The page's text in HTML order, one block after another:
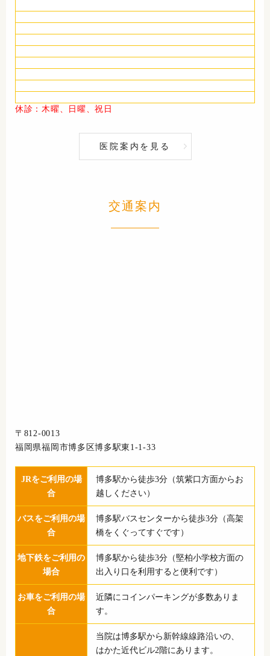
休診：木曜、日曜、祝日
医院案内を見る
交通案内
〒812-0013
福岡県福岡市博多区博多駅東1-1-33
JRをご利用の場
合
博多駅から徒歩3分（筑紫口方面からお
越しください）
バスをご利用の場
合
博多駅バスセンターから徒歩3分（高架
橋をくぐってすぐです）
地下鉄をご利用の
場合
博多駅から徒歩3分（堅柏小学校方面の
出入り口を利用すると便利です）
お車をご利用の場
合
近隣にコインパーキングが多数ありま
す。
当院は博多駅から新幹線線路沿いの、
はかた近代ビル2階にあります。